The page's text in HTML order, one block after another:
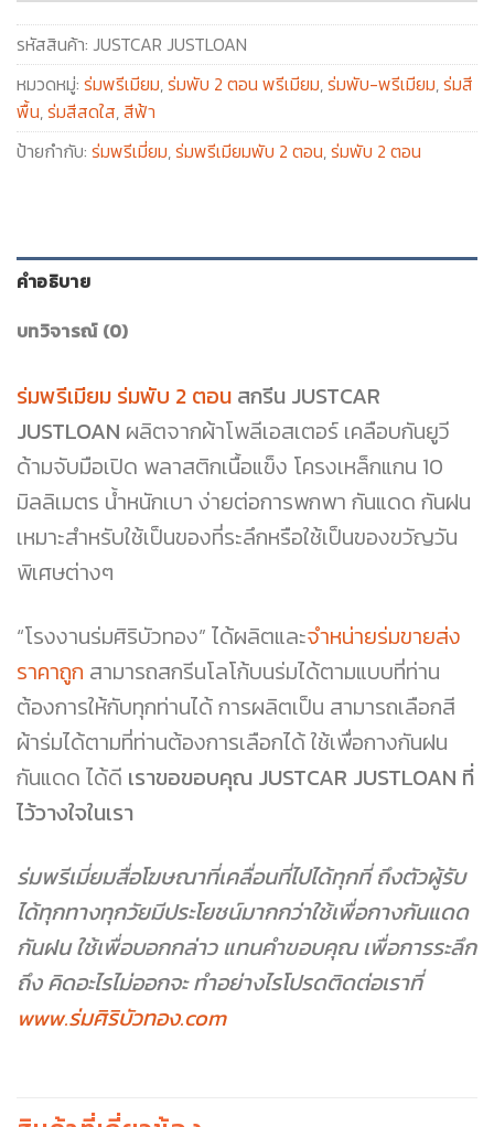
รหัสสินค้า: JUSTCAR JUSTLOAN
หมวดหมู่: ร่มพรีเมียม,ร่มพับ 2 ตอน พรีเมียม,ร่มพับ-พรีเมียม,ร่มสี
พื้น,ร่มสีสดใส,สีฟ้า
ป้ายกำกับ: ร่มพรีเมี่ยม,ร่มพรีเมียมพับ 2 ตอน,ร่มพับ 2 ตอน
คำอธิบาย
บทวิจารณ์ (0)
ร่มพรีเมียม ร่มพับ 2 ตอน สกรีน JUSTCAR
JUSTLOAN ผลิตจากผ้าโพลีเอสเตอร์ เคลือบกันยูวี
ด้ามจับมือเปิด พลาสติกเนื้อแข็ง โครงเหล็กแกน 10
มิลลิเมตร น้ำหนักเบา ง่ายต่อการพกพา กันแดด กันฝน
เหมาะสำหรับใช้เป็นของที่ระลึกหรือใช้เป็นของขวัญวัน
พิเศษต่างๆ
“โรงงานร่มศิริบัวทอง” ได้ผลิตและจำหน่ายร่มขายส่ง
ราคาถูก สามารถสกรีนโลโก้บนร่มได้ตามแบบที่ท่าน
ต้องการให้กับทุกท่านได้ การผลิตเป็น สามารถเลือกสี
ผ้าร่มได้ตามที่ท่านต้องการเลือกได้ ใช้เพื่อกางกันฝน
กันแดด ได้ดี เราขอขอบคุณ JUSTCAR JUSTLOAN ที่
ไว้วางใจในเรา
ร่มพรีเมี่ยมสื่อโฆษณาที่เคลื่อนที่ไปได้ทุกที่ ถึงตัวผู้รับ
ได้ทุกทางทุกวัยมีประโยชน์มากกว่าใช้เพื่อกางกันแดด
กันฝน ใช้เพื่อบอกกล่าว แทนคำขอบคุณ เพื่อการระลึก
ถึง คิดอะไรไม่ออกจะ ทำอย่างไรโปรดติดต่อเราที่
www.ร่มศิริบัวทอง.com